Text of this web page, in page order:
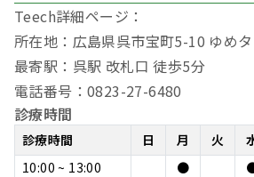
Teech詳細ページ：
所在地：広島県呉市宝町5-10 ゆめ
最寄駅：呉駅 改札口 徒歩5分
電話番号：0823-27-6480
診療時間
診療時間 日 月 火
10:00 ~ 13:00
●